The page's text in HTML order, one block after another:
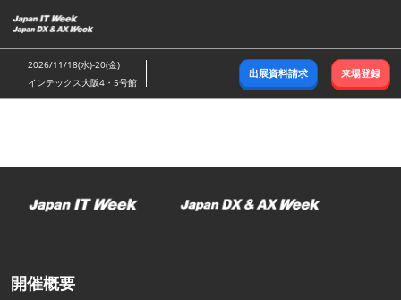
キ
ッ
し
む
2026/11/18(水)-20(金)
インテックス大阪4・5号館
出展資料請求 来場登録
開催概要